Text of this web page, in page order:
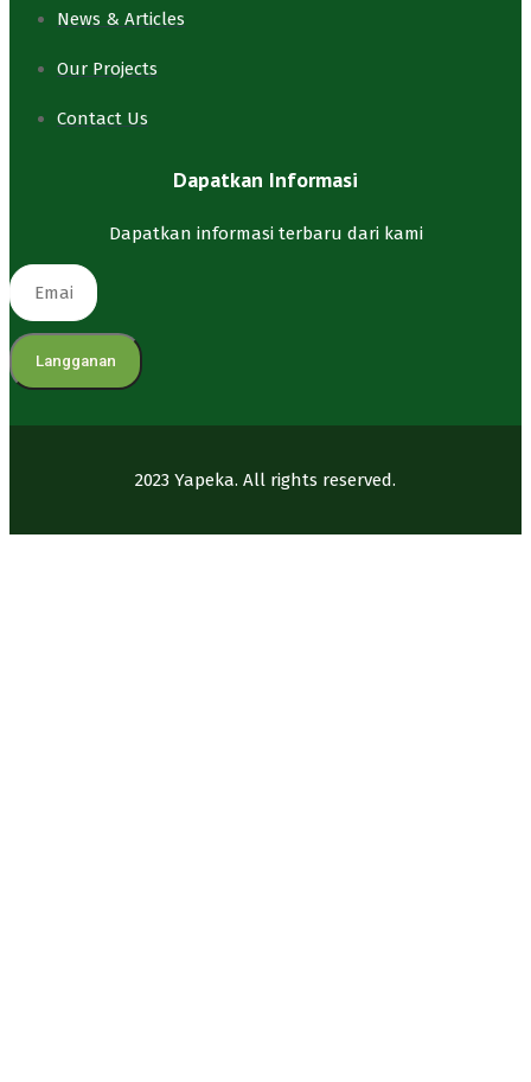
News & Articles
Our Projects
Contact Us
Dapatkan Informasi
Dapatkan informasi terbaru dari kami
Langganan
2023 Yapeka. All rights reserved.